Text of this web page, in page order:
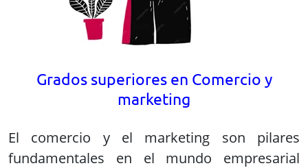
Grados superiores en Comercio y
marketing
El comercio y el marketing son pilares
fundamentales en el mundo empresarial